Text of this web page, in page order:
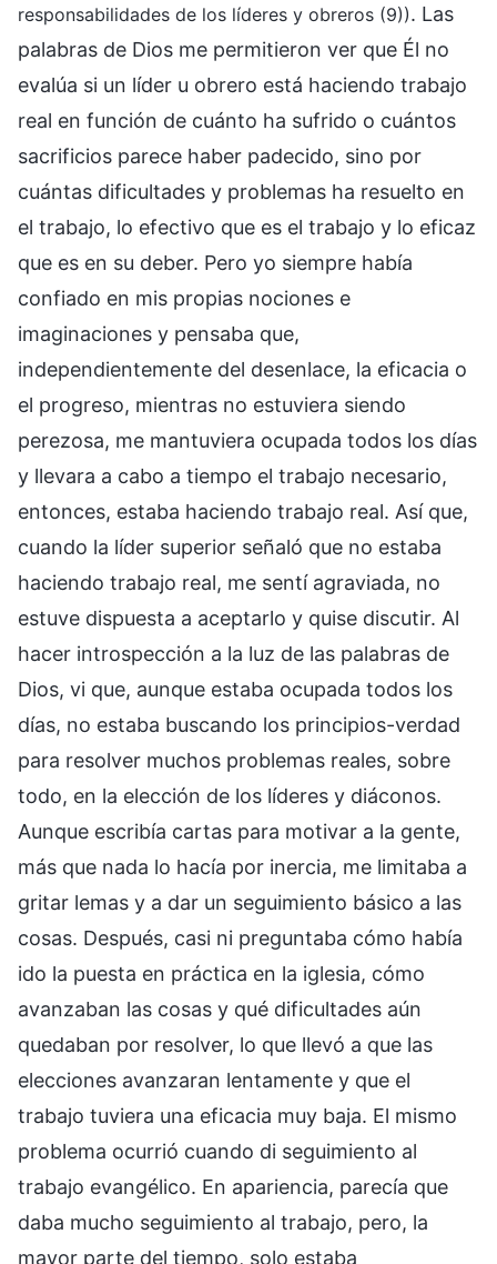
responsabilidades de los líderes y obreros (9)). Las
palabras de Dios me permitieron ver que Él no
evalúa si un líder u obrero está haciendo trabajo
real en función de cuánto ha sufrido o cuántos
sacrificios parece haber padecido, sino por
cuántas dificultades y problemas ha resuelto en
el trabajo, lo efectivo que es el trabajo y lo eficaz
que es en su deber. Pero yo siempre había
confiado en mis propias nociones e
imaginaciones y pensaba que,
independientemente del desenlace, la eficacia o
el progreso, mientras no estuviera siendo
perezosa, me mantuviera ocupada todos los días
y llevara a cabo a tiempo el trabajo necesario,
entonces, estaba haciendo trabajo real. Así que,
cuando la líder superior señaló que no estaba
haciendo trabajo real, me sentí agraviada, no
estuve dispuesta a aceptarlo y quise discutir. Al
hacer introspección a la luz de las palabras de
Dios, vi que, aunque estaba ocupada todos los
días, no estaba buscando los principios-verdad
para resolver muchos problemas reales, sobre
todo, en la elección de los líderes y diáconos.
Aunque escribía cartas para motivar a la gente,
más que nada lo hacía por inercia, me limitaba a
gritar lemas y a dar un seguimiento básico a las
cosas. Después, casi ni preguntaba cómo había
ido la puesta en práctica en la iglesia, cómo
avanzaban las cosas y qué dificultades aún
quedaban por resolver, lo que llevó a que las
elecciones avanzaran lentamente y que el
trabajo tuviera una eficacia muy baja. El mismo
problema ocurrió cuando di seguimiento al
trabajo evangélico. En apariencia, parecía que
daba mucho seguimiento al trabajo, pero, la
mayor parte del tiempo, solo estaba